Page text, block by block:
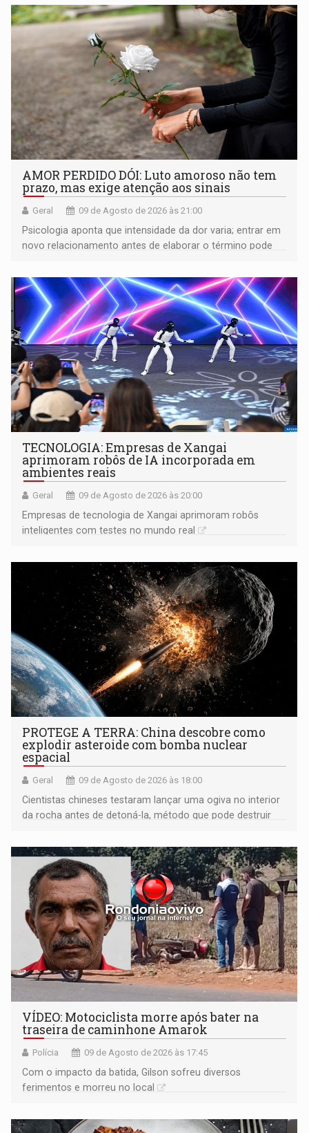
AMOR PERDIDO DÓI: Luto amoroso não tem
prazo, mas exige atenção aos sinais
Geral 09 de Agosto de 2026 às 21:00
Psicologia aponta que intensidade da dor varia; entrar em
novo relacionamento antes de elaborar o término pode
TECNOLOGIA: Empresas de Xangai
aprimoram robôs de IA incorporada em
ambientes reais
Geral 09 de Agosto de 2026 às 20:00
Empresas de tecnologia de Xangai aprimoram robôs
inteligentes com testes no mundo real
PROTEGE A TERRA: China descobre como
explodir asteroide com bomba nuclear
espacial
Geral 09 de Agosto de 2026 às 18:00
Cientistas chineses testaram lançar uma ogiva no interior
da rocha antes de detoná-la, método que pode destruir
VÍDEO: Motociclista morre após bater na
traseira de caminhone Amarok
Polícia 09 de Agosto de 2026 às 17:45
​Com o impacto da batida, Gilson sofreu diversos
ferimentos e morreu no local